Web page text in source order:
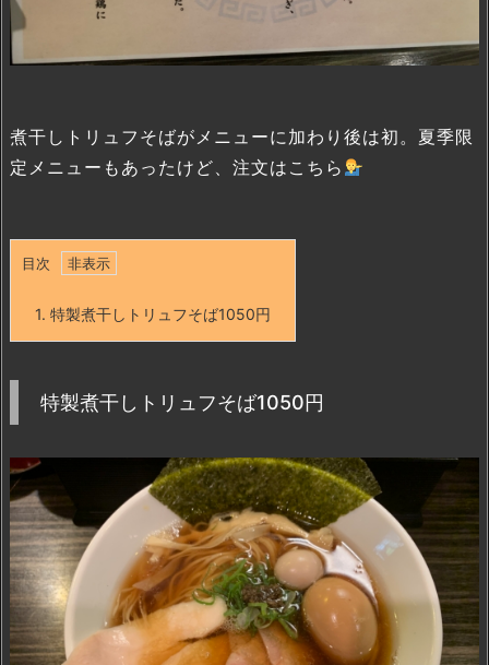
煮干しトリュフそばがメニューに加わり後は初。夏季限
定メニューもあったけど、注文はこちら
目次
1. 特製煮干しトリュフそば1050円
特製煮干しトリュフそば1050円